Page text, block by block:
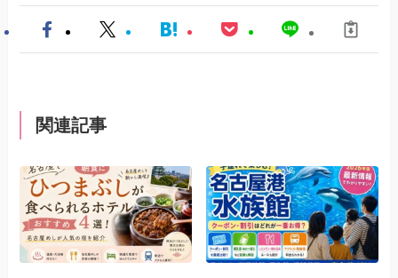
関連記事